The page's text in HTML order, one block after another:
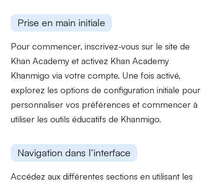
Prise en main initiale
Pour commencer, inscrivez-vous sur le site de
Khan Academy et activez Khan Academy
Khanmigo via votre compte. Une fois activé,
explorez les options deconfiguration initiale pour
personnaliser vos préférences et commencer à
utiliser les outils éducatifs de Khanmigo.
Navigation dans l’interface
Accédez aux différentes sections en utilisant les